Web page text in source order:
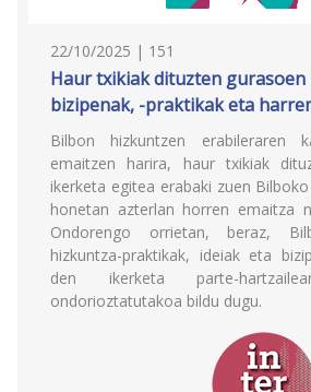
22/10/2025 | 151
Haur txikiak dituzten
bizipenak, -praktikak eta
Bilbon hizkuntzen erabileraren
emaitzen harira, haur txikiak
ikerketa egitea erabaki zuen
honetan azterlan horren emaitza
Ondorengo orrietan, beraz,
hizkuntza-praktikak, ideiak eta
den ikerketa parte-
ondorioztatutakoa bildu dugu.